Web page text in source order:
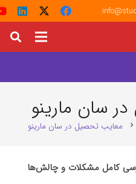
سان مارینو
chevron_right معایب تحصیل در سان مارینو
کامل مشکلات و چالش‌ها